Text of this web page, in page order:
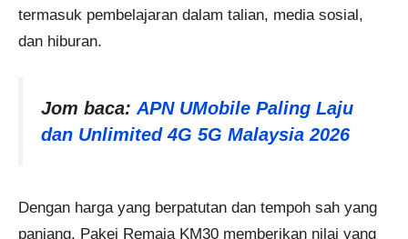
termasuk pembelajaran dalam talian, media sosial,
dan hiburan.
Jom baca: APN UMobile Paling Laju
dan Unlimited 4G 5G Malaysia 2026
Dengan harga yang berpatutan dan tempoh sah yang
panjang, Pakej Remaja KM30 memberikan nilai yang